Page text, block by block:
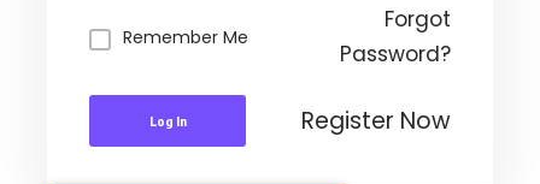
Remember Me
Forgot
Password?
Log In Register Now